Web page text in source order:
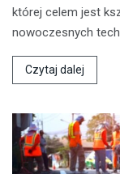
której celem jest
nowoczesnych
Czytaj dalej